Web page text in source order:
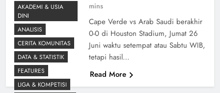
mins
Cape Verde vs Arab Saudi berakhir
0-0 di Houston Stadium, Jumat 26
Juni waktu setempat atau Sabtu WIB,
tetapi hasil…
Read More
AKADEMI & USIA
DINI
ANALISIS
CERITA KOMUNITAS
DATA & STATISTIK
FEATURES
LIGA & KOMPETISI